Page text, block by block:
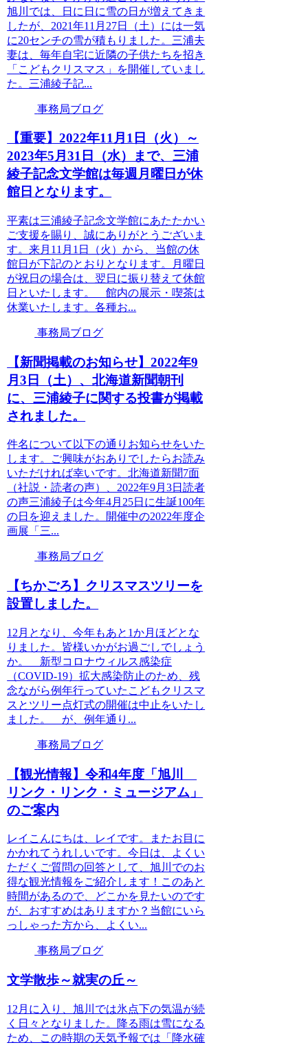
旭川では、日に日に雪の日が増えてきま
したが、2021年11月27日（土）には一気
に20センチの雪が積もりました。三浦夫
妻は、毎年自宅に近隣の子供たちを招き
「こどもクリスマス」を開催していまし
た。三浦綾子記...
事務局ブログ
【重要】2022年11月1日（火）～
2023年5月31日（水）まで、三浦
綾子記念文学館は毎週月曜日が休
館日となります。
平素は三浦綾子記念文学館にあたたかい
ご支援を賜り、誠にありがとうございま
す。来月11月1日（火）から、当館の休
館日が下記のとおりとなります。月曜日
が祝日の場合は、翌日に振り替えて休館
日といたします。 館内の展示・喫茶は
休業いたします。各種お...
事務局ブログ
【新聞掲載のお知らせ】2022年9
月3日（土）、北海道新聞朝刊
に、三浦綾子に関する投書が掲載
されました。
件名について以下の通りお知らせをいた
します。ご興味がおありでしたらお読み
いただければ幸いです。北海道新聞7面
（社説・読者の声）、2022年9月3日読者
の声三浦綾子は今年4月25日に生誕100年
の日を迎えました。開催中の2022年度企
画展「三...
事務局ブログ
【ちかごろ】クリスマスツリーを
設置しました。
12月となり、今年もあと1か月ほどとな
りました。皆様いかがお過ごしでしょう
か。 新型コロナウィルス感染症
（COVID-19）拡大感染防止のため、残
念ながら例年行っていたこどもクリスマ
スとツリー点灯式の開催は中止をいたし
ました。 が、例年通り...
事務局ブログ
【観光情報】令和4年度「旭川
リンク・リンク・ミュージアム」
のご案内
レイこんにちは、レイです。またお目に
かかれてうれしいです。今日は、よくい
ただくご質問の回答として、旭川でのお
得な観光情報をご紹介します！このあと
時間があるので、どこかを見たいのです
が、おすすめはありますか？当館にいら
っしゃった方から、よくい...
事務局ブログ
文学散歩～就実の丘～
12月に入り、旭川では氷点下の気温が続
く日々となりました。降る雨は雪になる
ため、この時期の天気予報では「降水確